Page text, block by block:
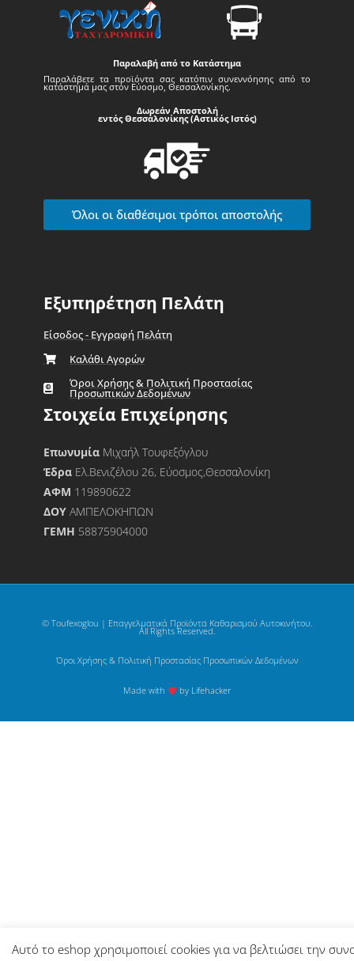
Παραλαβή από το Κατάστημα
Παραλάβετε τα προϊόντα σας κατόπιν συνεννόησης από το
κατάστημά μας στον Εύοσμο, Θεσσαλονίκης.
Δωρεάν Αποστολή
εντός Θεσσαλονίκης (Αστικός Ιστός)
Όλοι οι διαθέσιμοι τρόποι αποστολής
Εξυπηρέτηση Πελάτη
Είσοδος - Εγγραφή Πελάτη
Καλάθι Αγορών
Όροι Χρήσης & Πολιτική Προστασίας
Προσωπικών Δεδομένων
Στοιχεία Επιχείρησης
Επωνυμία Μιχαήλ Τουφεξόγλου
Έδρα Ελ.Βενιζέλου 26, Εύοσμος,Θεσσαλονίκη
ΑΦΜ 119890622
ΔΟΥΑΜΠΕΛΟΚΗΠΩΝ
ΓΕΜΗ 58875904000
© Toufexoglou | Επαγγελματικά Προϊόντα Καθαρισμού Αυτοκινήτου.
All Rights Reserved.
Όροι Χρήσης & Πολιτική Προστασίας Προσωπικών Δεδομένων
Made with by Lifehacker
Αυτό το eshop χρησιμοποιεί cookies για να βελτιώσει την